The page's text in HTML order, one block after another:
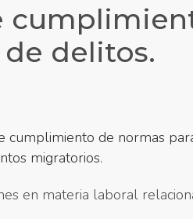
delitos.
cumplimiento de normas
migratorios.
en materia laboral